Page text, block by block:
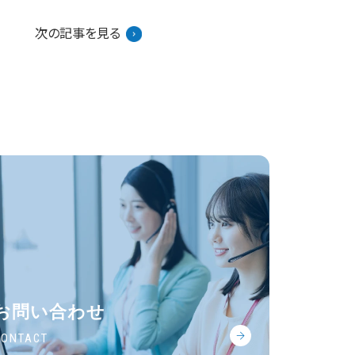
次の記事を見る
問い合わせ